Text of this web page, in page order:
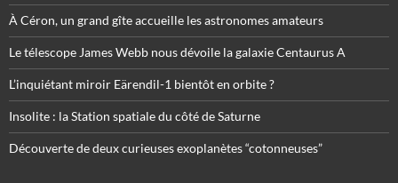
À Céron, un grand gîte accueille les astronomes amateurs
Le télescope James Webb nous dévoile la galaxie Centaurus A
L’inquiétant miroir Eärendil-1 bientôt en orbite ?
Insolite : la Station spatiale du côté de Saturne
Découverte de deux curieuses exoplanètes “cotonneuses”